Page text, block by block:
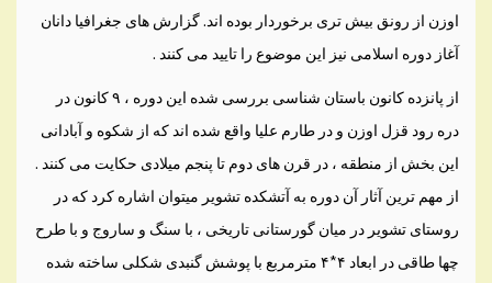
اوزن از رونق بيش تری برخوردار بوده اند. گزارش های جغرافيا دانان
آغاز دوره اسلامی نيز اين موضوع را تاييد می کنند .
از پانزده کانون باستان شناسی بررسی شده اين دوره ، ۹ کانون در
دره رود قزل اوزن و در طارم عليا واقع شده اند که از شکوه و آبادانی
اين بخش از منطقه ، در قرن های دوم تا پنجم ميلادی حکايت می کنند .
از مهم ترين آثار آن دوره به آتشکده تشوير ميتوان اشاره کرد که در
روستای تشوير در ميان گورستانی تاريخی ، با سنگ و ساروج و با طرح
چها طاقی در ابعاد ۴*۴ مترمربع با پوشش گنبدی شکلی ساخته شده